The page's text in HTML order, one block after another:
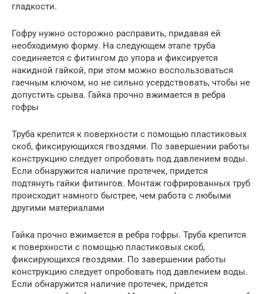
гладкости.
Гофру нужно осторожно расправить, придавая ей
необходимую форму. На следующем этапе труба
соединяется с фитингом до упора и фиксируется
накидной гайкой, при этом можно воспользоваться
гаечным ключом, но не сильно усердствовать, чтобы не
допустить срыва. Гайка прочно вжимается в ребра
гофры
Труба крепится к поверхности с помощью пластиковых
скоб, фиксирующихся гвоздями. По завершении работы
конструкцию следует опробовать под давлением воды.
Если обнаружится наличие протечек, придется
подтянуть гайки фитингов. Монтаж гофрированных труб
происходит намного быстрее, чем работа с любыми
другими материалами
Гайка прочно вжимается в ребра гофры. Труба крепится
к поверхности с помощью пластиковых скоб,
фиксирующихся гвоздями. По завершении работы
конструкцию следует опробовать под давлением воды.
Если обнаружится наличие протечек, придется